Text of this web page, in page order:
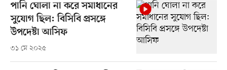
পানি ঘোলা না করে সমাধানের
সুযোগ ছিল: বিসিবি প্রসঙ্গে
উপদেষ্টা আসিফ
৩১ মে ২০২৫